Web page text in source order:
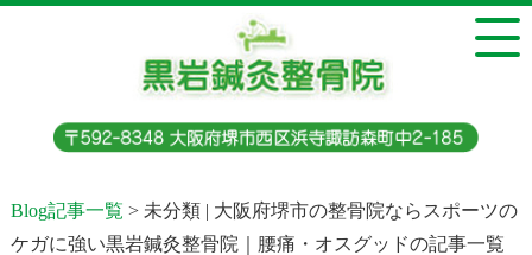
Blog記事一覧 > 未分類 | 大阪府堺市の整骨院ならスポーツの
ケガに強い黒岩鍼灸整骨院｜腰痛・オスグッドの記事一覧